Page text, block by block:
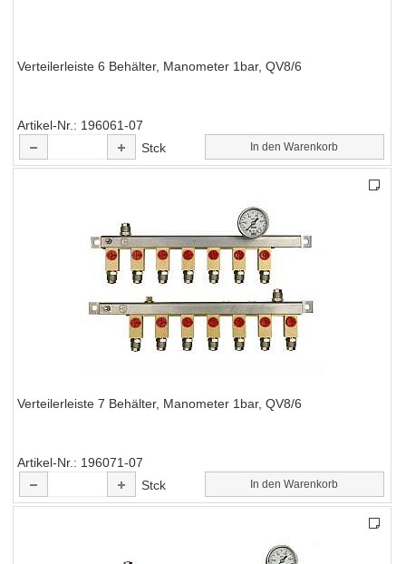
Verteilerleiste 6 Behälter, Manometer 1bar, QV8/6
Artikel-Nr.
196061-07
Stck
In den Warenkorb
Verteilerleiste 7 Behälter, Manometer 1bar, QV8/6
Artikel-Nr.
196071-07
Stck
In den Warenkorb